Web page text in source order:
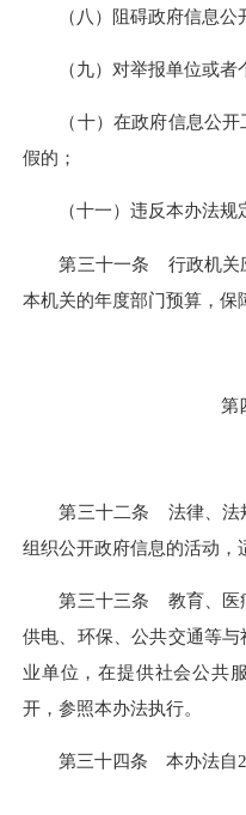
（八）阻碍政府信息公
（九）对举报单位或者
（十）在政府信息公开
假的；
（十一）违反本办法规定
第三十一条 行政机关应
本机关的年度部门预算，保
第
第三十二条 法律、法规
组织公开政府信息的活动，
第三十三条 教育、医疗
供电、环保、公共交通等
业单位，在提供社会公共
开，参照本办法执行。
第三十四条 本办法自